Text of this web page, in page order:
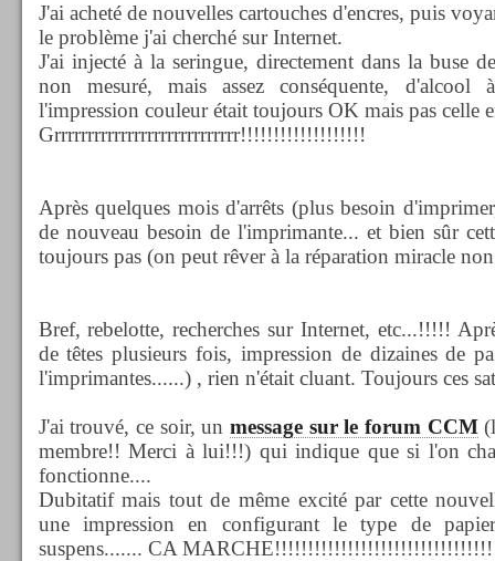
J'ai acheté de nouvelles cartouches d'encres, puis
le problème j'ai cherché sur Internet.
J'ai injecté à la seringue, directement dans la buse
non mesuré, mais assez conséquente,
l'impression couleur était toujours OK mais pas
Grrrrrrrrrrrrrrrrrrrrrrrrrrrr!!!!!!!!!!!!!!!!!!!
Après quelques mois d'arrêts (plus besoin
de nouveau besoin de l'imprimante... et bien sûr
toujours pas (on peut rêver à la réparation miracle
Bref, rebelotte, recherches sur Internet, etc...!!!!!
de têtes plusieurs fois, impression de dizaines de
l'imprimantes......) , rien n'était cluant. Toujours ces
J'ai trouvé, ce soir, un message sur le forum CCM
membre!! Merci à lui!!!) qui indique que si l'on
fonctionne....
Dubitatif mais tout de même excité par cette
une impression en configurant le type de
suspens....... CA